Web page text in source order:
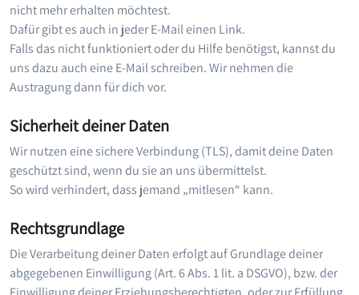
nicht mehr erhalten möchtest.
Dafür gibt es auch in jeder E-Mail einen Link.
Falls das nicht funktioniert oder du Hilfe benötigst, kannst du
uns dazu auch eine E-Mail schreiben. Wir nehmen die
Austragung dann für dich vor.
Sicherheit deiner Daten
Wir nutzen eine sichere Verbindung (TLS), damit deine Daten
geschützt sind, wenn du sie an uns übermittelst.
So wird verhindert, dass jemand „mitlesen“ kann.
Rechtsgrundlage
Die Verarbeitung deiner Daten erfolgt auf Grundlage deiner
abgegebenen Einwilligung (Art. 6 Abs. 1 lit. a DSGVO), bzw. der